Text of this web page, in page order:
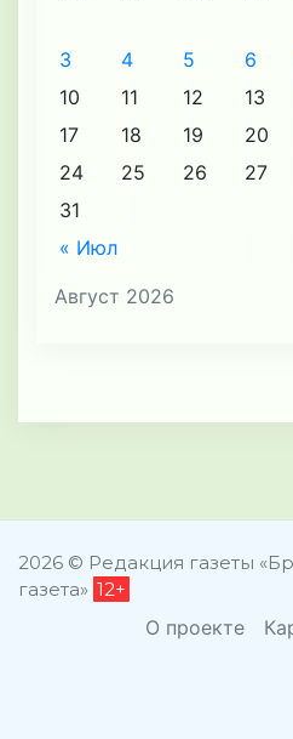
Август 2026
« Июл
3
4 5 6
10
11 12 13
17
18 19 20
24
25 26 27
31
2026 © Редакция газеты
газета» 12+
О проекте